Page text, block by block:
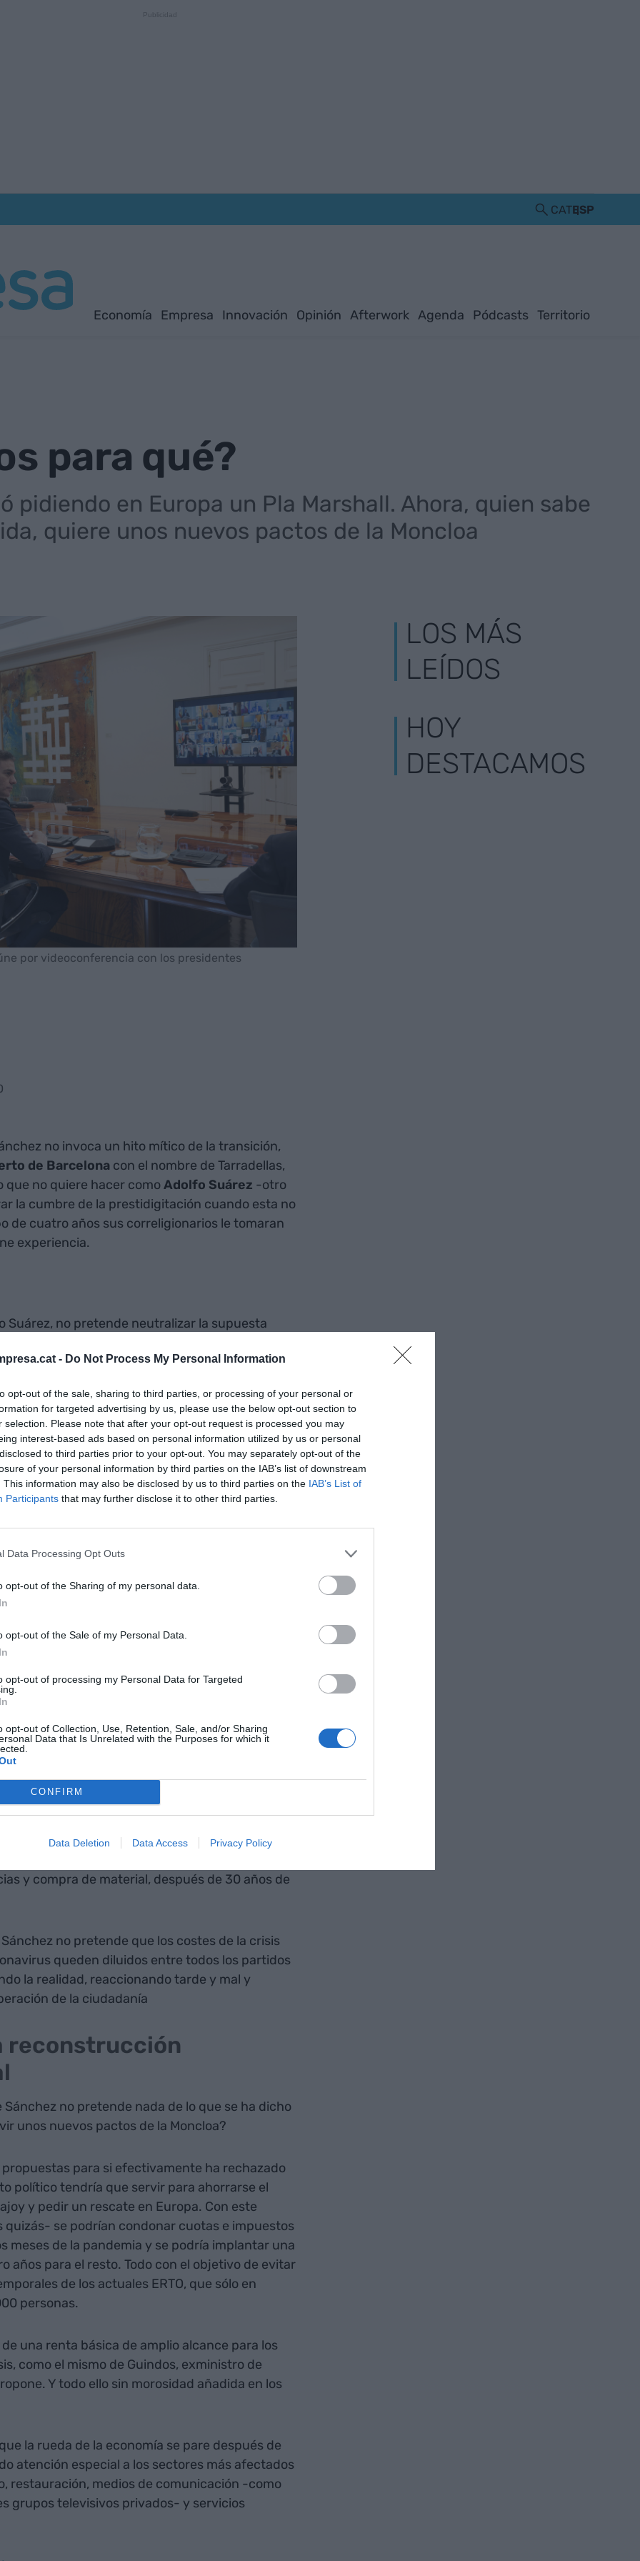
- Do Not Process My Personal Information
opt-out of the sale, sharing to third parties, or processing of your personal or
for targeted advertising by us, please use the below opt-out section to
selection. Please note that after your opt-out request is processed you may
interest-based ads based on personal information utilized by us or personal
to third parties prior to your opt-out. You may separately opt-out of the
of your personal information by third parties on the IAB’s list of downstream
This information may also be disclosed by us to third parties on the IAB’s List of
Participants that may further disclose it to other third parties.
Data Processing Opt Outs
opt-out of the Sharing of my personal data.
opt-out of the Sale of my Personal Data.
opt-out of processing my Personal Data for Targeted
opt-out of Collection, Use, Retention, Sale, and/or Sharing
Data that Is Unrelated with the Purposes for which it
CONFIRM
Data Deletion Data Access Privacy Policy
CATESP
Economía Empresa Innovación Opinión Afterwork Agenda Pódcasts Territorio
para qué?
pidiendo en Europa un Pla Marshall. Ahora, quien sabe
quiere unos nuevos pactos de la Moncloa
por videoconferencia con los presidentes
no invoca un hito mítico de la transición,
de Barcelonacon el nombre de Tarradellas,
no quiere hacer comoAdolfo Suárez -otro
la cumbre de la prestidigitación cuando esta no
de cuatro años sus correligionarios le tomaran
experiencia.
Suárez, no pretende neutralizar la supuesta
y sustituirla por un gobierno de
con apoyos externos del PP y el apéndice de
durante meses y lo obligaron a lanzarse a los
se ha refiado, a pesar de que haga tanta
entonces.
Sánchez no
de la
nos
queden
partidos y
mal"
la moderación en la política económica
medidas democráticas, que en los Pactos de la
ha hartado de decir queEspaña es uno de los
por ejemplo.
Sánchez no quiere una nueva oleada
años después de los pactos de la Moncloa, con
con la brillante gestión del ministerio de
y compra de material, después de 30 años de
no pretende que los costes de la crisis
queden diluidos entre todos los partidos
la realidad, reaccionando tarde y mal y
de la ciudadanía
reconstrucción
no pretende nada de lo que se ha dicho
unos nuevos pactos de la Moncloa?
para si efectivamente ha rechazado
político tendría que servir para ahorrarse el
y pedir un rescate en Europa. Con este
se podrían condonar cuotas e impuestos
meses de la pandemia y se podría implantar una
años para el resto. Todo con el objetivo de evitar
de los actuales ERTO, que sólo en
personas.
una renta básica de amplio alcance para los
como el mismo de Guindos, exministro de
Y todo ello sin morosidad añadida en los
la rueda de la economía se pare después de
atención especial a los sectores más afectados
restauración, medios de comunicación -como
grupos televisivos privados- y servicios
LOS MÁS
LEÍDOS
HOY
DESTACAMOS